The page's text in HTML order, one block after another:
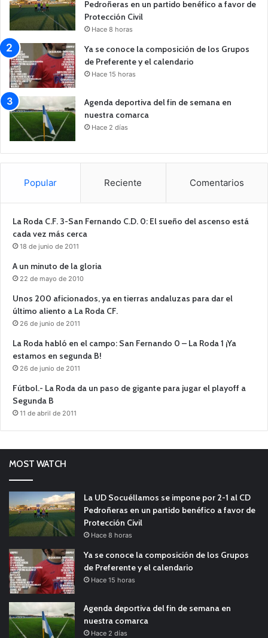
Pedroñeras en un partido benéfico a favor de
Protección Civil
Hace 8 horas
Ya se conoce la composición de los Grupos
de Preferente y el calendario
Hace 15 horas
Agenda deportiva del fin de semana en
nuestra comarca
Hace 2 días
Popular Reciente Comentarios
La Roda C.F. 3-San Fernando C.D. 0: El sueño del ascenso está
cada vez más cerca
18 de junio de 2011
A un minuto de la gloria
22 de mayo de 2010
Unos 200 aficionados, ya en tierras andaluzas para dar el
último aliento a La Roda CF.
26 de junio de 2011
La Roda habló en el campo: San Fernando 0 – La Roda 1 ¡Ya
estamos en segunda B!
26 de junio de 2011
Fútbol.- La Roda da un paso de gigante para jugar el playoff a
Segunda B
11 de abril de 2011
MOST WATCH
La UD Socuéllamos se impone por 2-1 al CD
Pedroñeras en un partido benéfico a favor de
Protección Civil
Hace 8 horas
Ya se conoce la composición de los Grupos
de Preferente y el calendario
Hace 15 horas
Agenda deportiva del fin de semana en
nuestra comarca
Hace 2 días